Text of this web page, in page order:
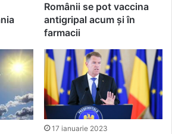
Românii se pot vaccina
antigripal acum și în
farmacii
17 ianuarie 2023